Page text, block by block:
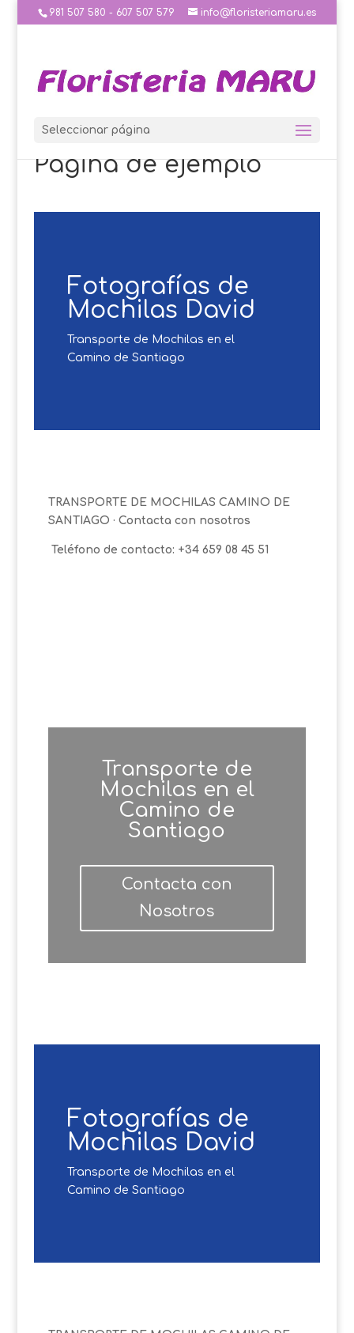
981 507 580 - 607 507 579 info@floristeriamaru.es
Seleccionar página
Página de ejemplo
Fotografías de
Mochilas David
Transporte de Mochilas en el
Camino de Santiago
TRANSPORTE DE MOCHILAS CAMINO DE
SANTIAGO · Contacta con nosotros
Teléfono de contacto: +34 659 08 45 51
Transporte de
Mochilas en el
Camino de
Santiago
Contacta con
Nosotros
Fotografías de
Mochilas David
Transporte de Mochilas en el
Camino de Santiago